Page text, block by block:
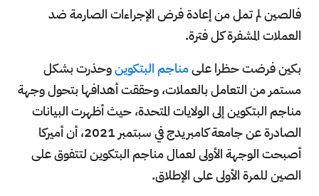
فالصين لم تمل من إعادة فرض الإجراءات الصارمة ضد
العملات المشفرة كل فترة.
بكين فرضت حظرا علىمناجم البتكوينوحذرت بشكل
مستمر من التعامل بالعملات، وحققت أهدافها بتحول وجهة
مناجم البتكوين إلى الولايات المتحدة، حيث أظهرت البيانات
الصادرة عن جامعة كامبريدج في سبتمبر 2021، أن أميركا
أصبحت الوجهة الأولى لعمال مناجم البتكوين لتتفوق على
الصين للمرة الأولى على الإطلاق.